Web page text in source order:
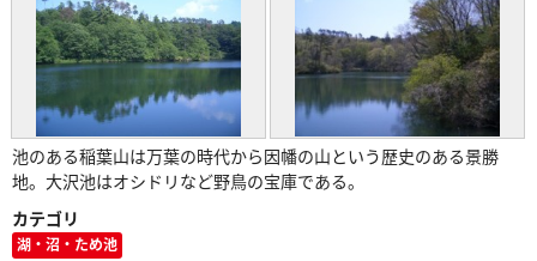
池のある稲葉山は万葉の時代から因幡の山という歴史のある景勝
地。大沢池はオシドリなど野鳥の宝庫である。
カテゴリ
湖・沼・ため池